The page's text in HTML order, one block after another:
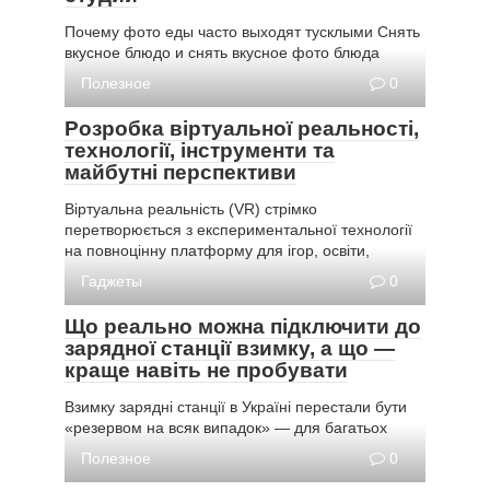
Почему фото еды часто выходят тусклыми Снять
вкусное блюдо и снять вкусное фото блюда
Полезное
0
Розробка віртуальної реальності,
технології, інструменти та
майбутні перспективи
Віртуальна реальність (VR) стрімко
перетворюється з експериментальної технології
на повноцінну платформу для ігор, освіти,
Гаджеты
0
Що реально можна підключити до
зарядної станції взимку, а що —
краще навіть не пробувати
Взимку зарядні станції в Україні перестали бути
«резервом на всяк випадок» — для багатьох
Полезное
0